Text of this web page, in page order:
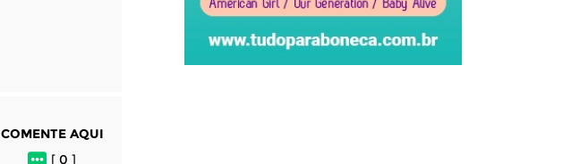
COMENTE AQUI
[ 0 ]